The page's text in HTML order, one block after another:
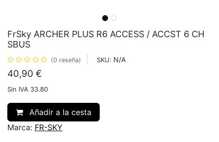
FrSky ARCHER PLUS R6 ACCESS / ACCST 6 CH
SBUS
(0 reseña) SKU: N/A
40,90 €
Sin IVA 33.80
Añadir a la cesta
Marca: FR-SKY